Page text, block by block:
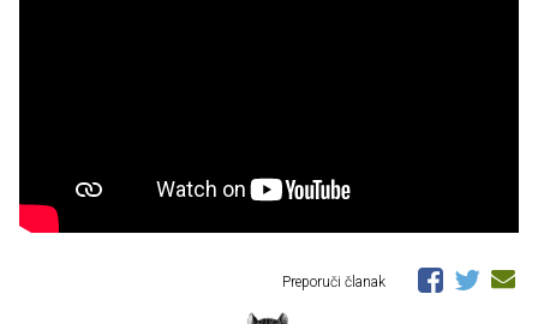
Preporuči članak